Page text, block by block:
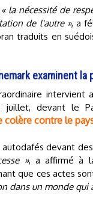
« la nécessité de
de l'autre », a
traduits en
examinent
intervient
juillet, devant le
colère contre le
autodafés devant
», a affirmé à
que ces actes
dans un monde qui